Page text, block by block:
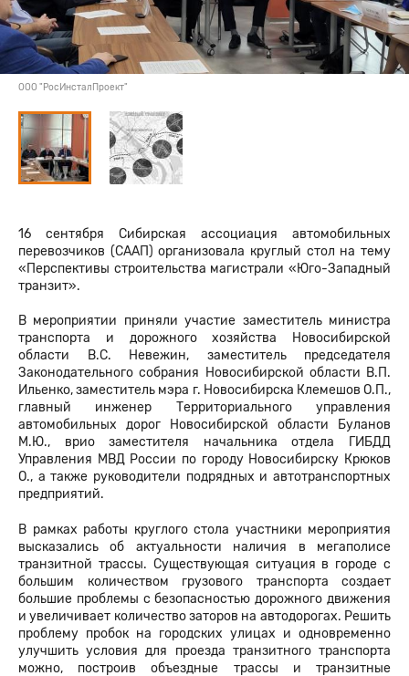
ООО "РосИнсталПроект"
16 сентября Сибирская ассоциация автомобильных
перевозчиков (СААП) организовала круглый стол на тему
«Перспективы строительства магистрали «Юго-Западный
транзит».
В мероприятии приняли участие заместитель министра
транспорта и дорожного хозяйства Новосибирской
области В.С. Невежин, заместитель председателя
Законодательного собрания Новосибирской области В.П.
Ильенко, заместитель мэра г. Новосибирска Клемешов О.П.,
главный инженер Территориального управления
автомобильных дорог Новосибирской области Буланов
М.Ю., врио заместителя начальника отдела ГИБДД
Управления МВД России по городу Новосибирску Крюков
О., а также руководители подрядных и автотранспортных
предприятий.
В рамках работы круглого стола участники мероприятия
высказались об актуальности наличия в мегаполисе
транзитной трассы. Существующая ситуация в городе с
большим количеством грузового транспорта создает
большие проблемы с безопасностью дорожного движения
и увеличивает количество заторов на автодорогах. Решить
проблему пробок на городских улицах и одновременно
улучшить условия для проезда транзитного транспорта
можно, построив объездные трассы и транзитные